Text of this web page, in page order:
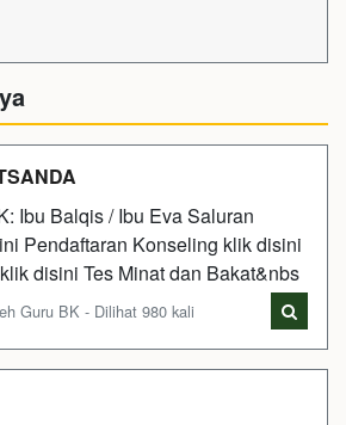
Ibu Balqis / Ibu Eva Saluran
Pendaftaran Konseling klik disini
disini Tes Minat dan Bakat&nbs
Guru BK - Dilihat 980 kali